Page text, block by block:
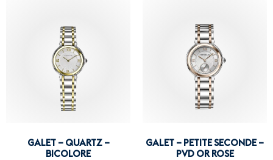
GALET – QUARTZ –
BICOLORE
GALET – PETITE SECONDE –
PVD OR ROSE